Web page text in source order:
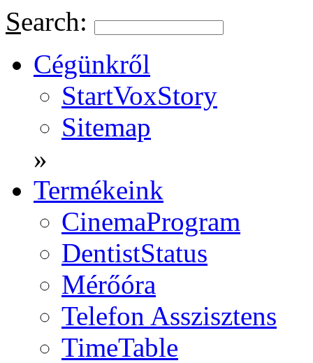
Search:
Cégünkről
StartVoxStory
Sitemap
»
Termékeink
CinemaProgram
DentistStatus
Mérőóra
Telefon Asszisztens
TimeTable